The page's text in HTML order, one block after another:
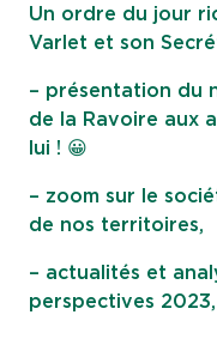
Un ordre du jour
Varlet et son
– présentation du
de la Ravoire aux
lui ! 😀
– zoom sur le
de nos territoires,
– actualités et
perspectives 2023,